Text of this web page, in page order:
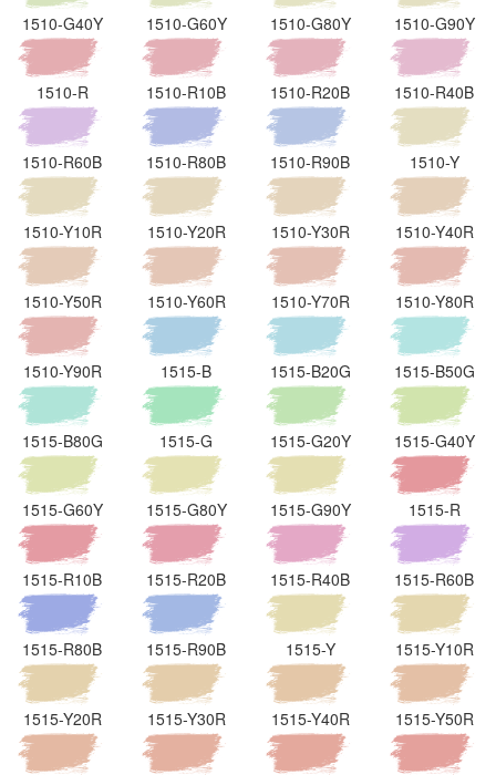
1510-G40Y 1510-G60Y 1510-G80Y 1510-G90Y
1510-R 1510-R10B 1510-R20B 1510-R40B
1510-R60B 1510-R80B 1510-R90B 1510-Y
1510-Y10R 1510-Y20R 1510-Y30R 1510-Y40R
1510-Y50R 1510-Y60R 1510-Y70R 1510-Y80R
1510-Y90R 1515-B 1515-B20G 1515-B50G
1515-B80G 1515-G 1515-G20Y 1515-G40Y
1515-G60Y 1515-G80Y 1515-G90Y 1515-R
1515-R10B 1515-R20B 1515-R40B 1515-R60B
1515-R80B 1515-R90B 1515-Y 1515-Y10R
1515-Y20R 1515-Y30R 1515-Y40R 1515-Y50R